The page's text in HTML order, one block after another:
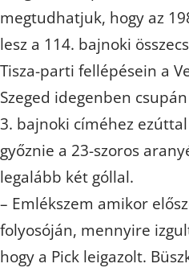
megtudhatjuk, hogy az
lesz a 114. bajnoki
Tisza-parti fellépésein a
Szeged idegenben
3. bajnoki címéhez
győznie a 23-szoros
legalább két góllal.
– Emlékszem amikor
folyosóján, mennyire
hogy a Pick leigazolt.